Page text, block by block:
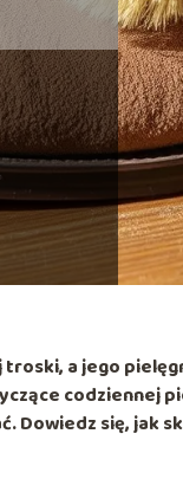
a jego
codziennej
Dowiedz się, jak